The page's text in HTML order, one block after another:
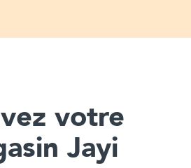
votre
Jayi